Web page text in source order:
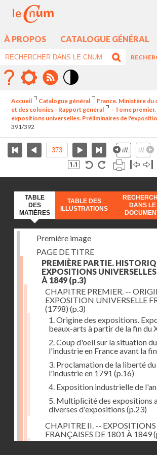
À PROPOS CATALOGUE GÉNÉRAL
élévé
Accueil Catalogue général
France. Ministère du
et des colonies - Rapport général
- Tome
expositions universelles. Préliminaires de
391/392
TABLE
DES
MATIÈRES
TABLE DES
ILLUSTRATIONS
DANS LE
Première image
PAGE DE TITRE
PREMIÈRE PARTIE.
EXPOSITIONS
À 1849 (p.3)
CHAPITRE PREMIER. --
EXPOSITION UNIVERSELLE
(1798) (p.3)
1. Origine des expositions.
beaux-arts à partir de la fin du
2. Coup d'oeil sur la situation
l'industrie en France avant la
3. Proclamation de la liberté
l'industrie en 1791 (p.16)
4. Exposition industrielle de
5. Multiplicité des expositions
diverses d'expositions (p.23)
CHAPITRE II. -- EXPOSITIONS
FRANÇAISES DE 1801 À 1849